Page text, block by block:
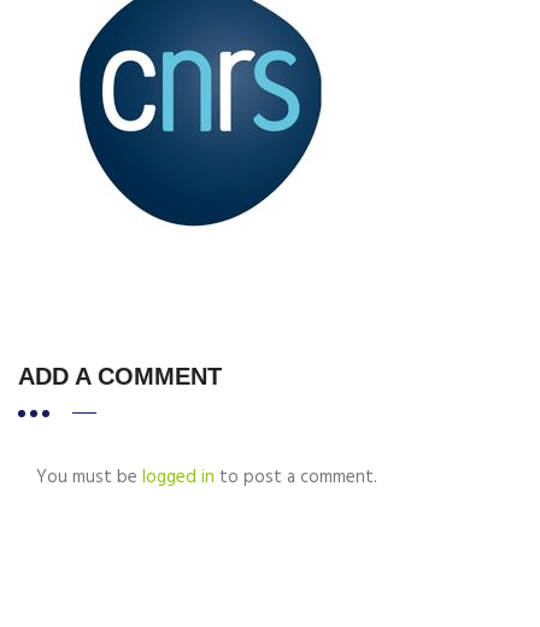
ADD A COMMENT
You must be logged in to post a comment.